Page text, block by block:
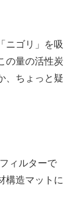
ニゴリ」を吸
の量の活性炭
、ちょっと疑
ィルターで
構造マットに